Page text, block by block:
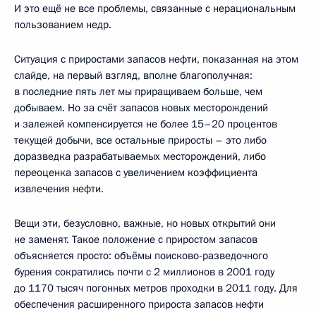
И это ещё не все проблемы, связанные с нерациональным
пользованием недр.
Ситуация с приростами запасов нефти, показанная на этом
слайде, на первый взгляд, вполне благополучная:
в последние пять лет мы приращиваем больше, чем
добываем. Но за счёт запасов новых месторождений
и залежей компенсируется не более 15–20 процентов
текущей добычи, все остальные приросты – это либо
доразведка разрабатываемых месторождений, либо
переоценка запасов с увеличением коэффициента
извлечения нефти.
Вещи эти, безусловно, важные, но новых открытий они
не заменят. Такое положение с приростом запасов
объясняется просто: объёмы поисково-разведочного
бурения сократились почти с 2 миллионов в 2001 году
до 1170 тысяч погонных метров проходки в 2011 году. Для
обеспечения расширенного прироста запасов нефти